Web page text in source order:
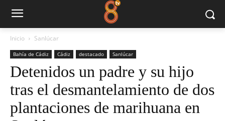
Inicio Sanlúcar
Bahía de Cádiz Cádiz destacado Sanlúcar
Detenidos un padre y su hijo
tras el desmantelamiento de dos
plantaciones de marihuana en